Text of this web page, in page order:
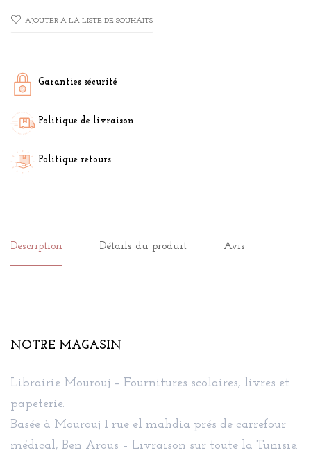
AJOUTER À LA LISTE DE SOUHAITS
Garanties sécurité
Politique de livraison
Politique retours
Description Détails du produit Avis
NOTRE MAGASIN
Librairie Mourouj – Fournitures scolaires, livres et
papeterie.
Basée à Mourouj 1 rue el mahdia prés de carrefour
médical, Ben Arous – Livraison sur toute la Tunisie.